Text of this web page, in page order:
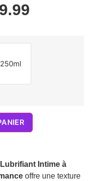
250ml
Intime à
offre une texture